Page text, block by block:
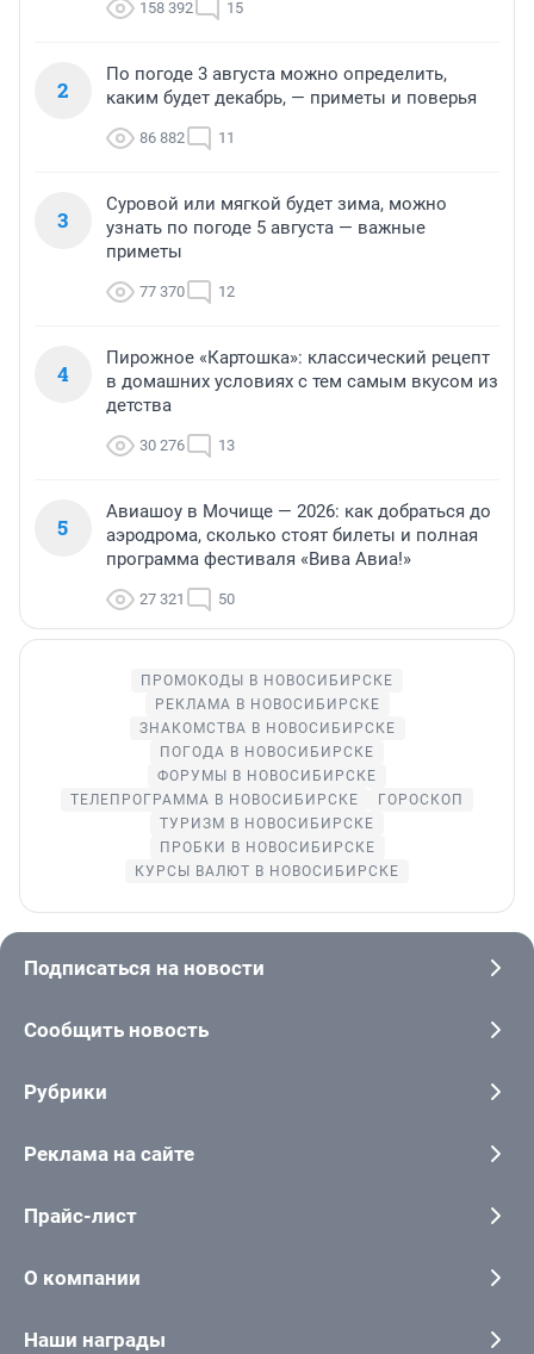
158 392 15
2
По погоде 3 августа можно определить,
каким будет декабрь, — приметы и поверья
86 882 11
3
Суровой или мягкой будет зима, можно
узнать по погоде 5 августа — важные
приметы
77 370 12
4
Пирожное «Картошка»: классический рецепт
в домашних условиях с тем самым вкусом из
детства
30 276 13
5
Авиашоу в Мочище — 2026: как добраться до
аэродрома, сколько стоят билеты и полная
программа фестиваля «Вива Авиа!»
27 321 50
ПРОМОКОДЫ В НОВОСИБИРСКЕ
РЕКЛАМА В НОВОСИБИРСКЕ
ЗНАКОМСТВА В НОВОСИБИРСКЕ
ПОГОДА В НОВОСИБИРСКЕ
ФОРУМЫ В НОВОСИБИРСКЕ
ТЕЛЕПРОГРАММА В НОВОСИБИРСКЕ
ГОРОСКОП
ТУРИЗМ В НОВОСИБИРСКЕ
ПРОБКИ В НОВОСИБИРСКЕ
КУРСЫ ВАЛЮТ В НОВОСИБИРСКЕ
Подписаться на новости
Сообщить новость
Рубрики
Реклама на сайте
Прайс-лист
О компании
Наши награды